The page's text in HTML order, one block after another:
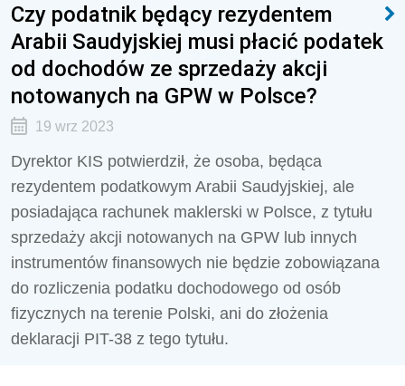
Czy podatnik będący rezydentem
Arabii Saudyjskiej musi płacić podatek
od dochodów ze sprzedaży akcji
notowanych na GPW w Polsce?
19 wrz 2023
Dyrektor KIS potwierdził, że osoba, będąca
rezydentem podatkowym Arabii Saudyjskiej, ale
posiadająca rachunek maklerski w Polsce, z tytułu
sprzedaży akcji notowanych na GPW lub innych
instrumentów finansowych nie będzie zobowiązana
do rozliczenia podatku dochodowego od osób
fizycznych na terenie Polski, ani do złożenia
deklaracji PIT-38 z tego tytułu.